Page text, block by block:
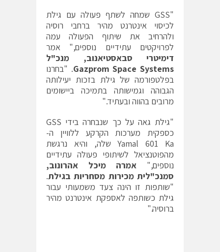
"GSS שמחה לשתף פעולה עם גילת
לכיסוי אינטרנט מהיר ברחבי רוסיה
ולהרחיב את שיתוף הפעולה עמה
לפרויקטים עתידיים נוספים," אמר
דימיטרי סבאסטיאנוב, מנכ"ל
Gazprom Space Systems. "בחרנו
בפלטפורמה של גילת בזכות יעילותה
הגבוהה וגמישותה בתמיכה ביישומים
מרובים בהווה ובעתיד."
"גילת גאה על כך שנבחרה בידי GSS
כספקית מערכות הקרקע ללוויין ה-
Yamal 601 Ka שלה, והיא נרגשת
מהפוטנציאל לשיתופי פעולה עתידיים
נוספים," אמרה מיכל אהרונוב,
סמנכ"לית מכירות מסחריות בגילת.
"שותפות זו הינה צעד משמעותי עבור
גילת כשותפה לאספקת אינטרנט מהיר
ברוסיה."